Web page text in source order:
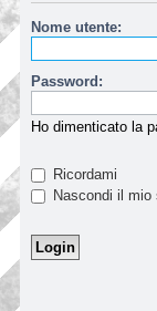
Nome utente:
Password:
Ho dimenticato la
Ricordami
Nascondi il